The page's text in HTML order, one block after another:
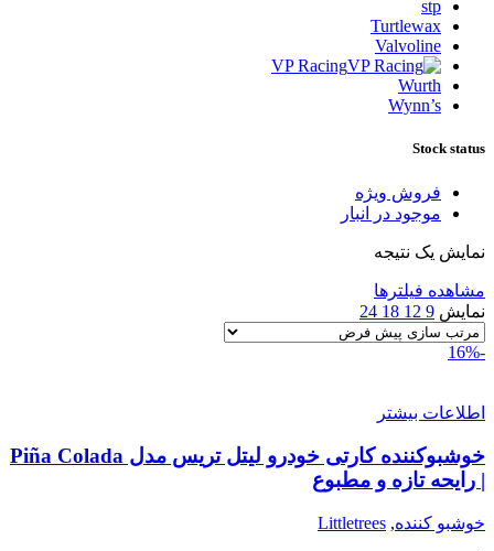
stp
Turtlewax
Valvoline
VP Racing
Wurth
Wynn’s
Stock status
فروش ویژه
موجود در انبار
نمایش یک نتیجه
مشاهده فیلترها
نمایش 9
12
18
24
-16%
اطلاعات بیشتر
خوشبوکننده کارتی خودرو لیتل تریس مدل Piña Colada
| رایحه تازه و مطبوع
خوشبو کننده,
Littletrees